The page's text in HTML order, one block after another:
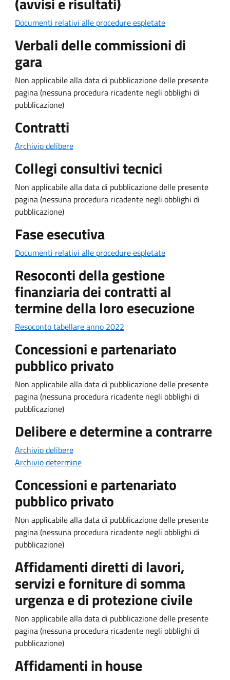
Documenti relativi alle procedure espletate
Verbali delle commissioni di
gara
Non applicabile alla data di pubblicazione delle presente
pagina (nessuna procedura ricadente negli obblighi di
pubblicazione)
Contratti
Archivio delibere
Collegi consultivi tecnici
Non applicabile alla data di pubblicazione delle presente
pagina (nessuna procedura ricadente negli obblighi di
pubblicazione)
Fase esecutiva
Documenti relativi alle procedure espletate
Resoconti della gestione
finanziaria dei contratti al
termine della loro esecuzione
Resoconto tabellare anno 2022
Concessioni e partenariato
pubblico privato
Non applicabile alla data di pubblicazione delle presente
pagina (nessuna procedura ricadente negli obblighi di
pubblicazione)
Delibere e determine a contrarre
Archivio delibere
Archivio determine
Concessioni e partenariato
pubblico privato
Non applicabile alla data di pubblicazione delle presente
pagina (nessuna procedura ricadente negli obblighi di
pubblicazione)
Affidamenti diretti di lavori,
servizi e forniture di somma
urgenza e di protezione civile
Non applicabile alla data di pubblicazione delle presente
pagina (nessuna procedura ricadente negli obblighi di
pubblicazione)
Affidamenti in house